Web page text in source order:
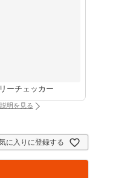
ーチェッカー
明を見る
：バッテリーチェッカー（別タブで開きま
に入りに登録する